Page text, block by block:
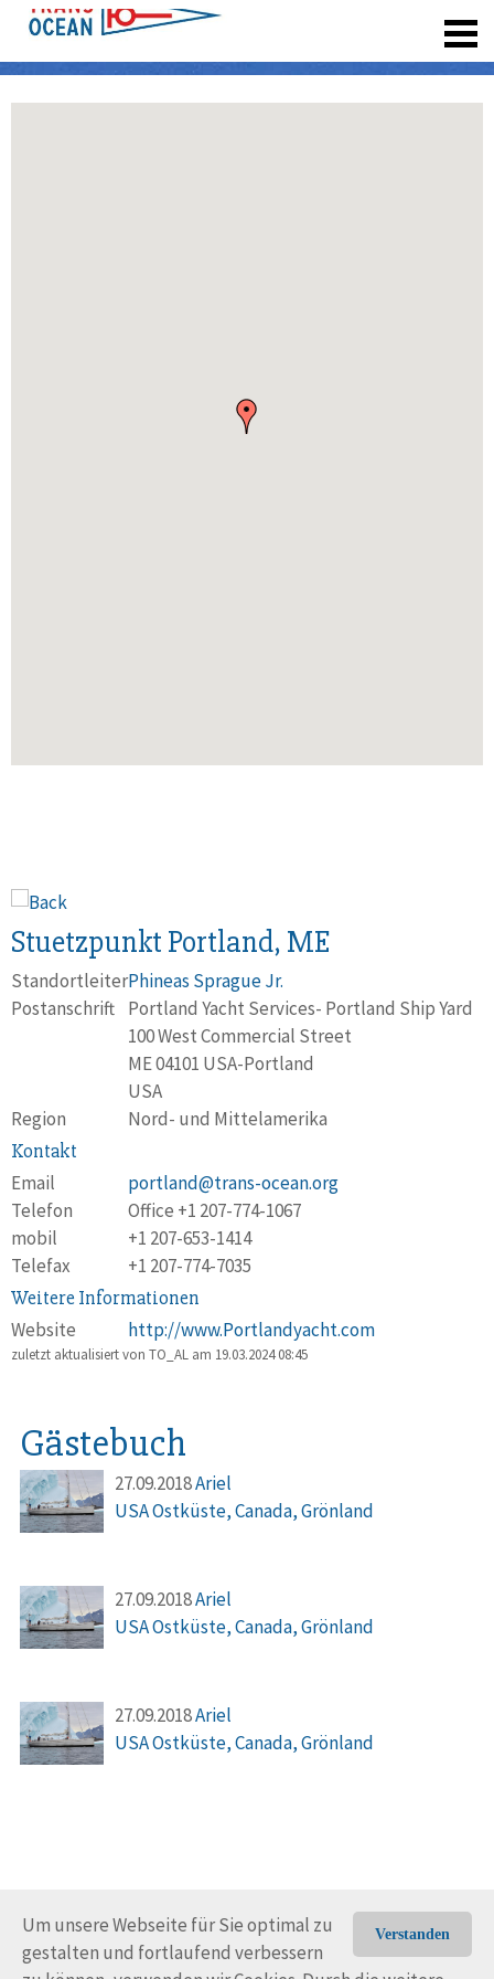
Verstanden
Um unsere Webseite für Sie optimal zu
gestalten und fortlaufend verbessern
Stuetzpunkt Portland, ME
StandortleiterPhineas Sprague Jr.
Postanschrift Portland Yacht Services- Portland Ship Yard
100 West Commercial Street
ME 04101 USA-Portland
USA
Region
Nord- und Mittelamerika
Kontakt
Email
portland@trans-ocean.org
Telefon
Office +1 207-774-1067
mobil
+1 207-653-1414
Telefax
+1 207-774-7035
Weitere Informationen
Website
http://www.Portlandyacht.com
zuletzt aktualisiert von TO_AL am 19.03.2024 08:45
Gästebuch
27.09.2018Ariel
USA Ostküste, Canada, Grönland
27.09.2018Ariel
USA Ostküste, Canada, Grönland
27.09.2018Ariel
USA Ostküste, Canada, Grönland
© Trans-Ocean e.V. 2010-2026 Impressum